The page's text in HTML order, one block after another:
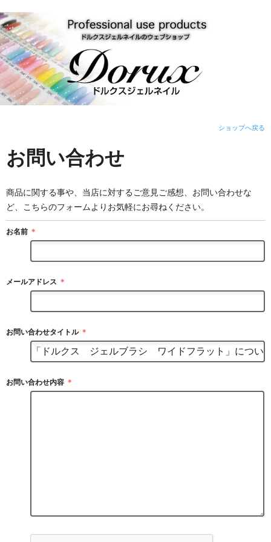
ショップへ戻る
お問い合わせ
商品に関する事や、当店に対するご意見ご感想、お問い合わせな
ど、こちらのフォームよりお気軽にお尋ねください。
お名前 ＊
メールアドレス ＊
お問い合わせタイトル ＊
お問い合わせ内容 ＊